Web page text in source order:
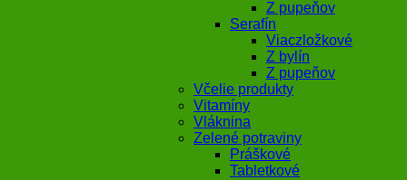
Z pupeňov
Serafín
Viaczložkové
Z bylín
Z pupeňov
Včelie produkty
Vitamíny
Vláknina
Zelené potraviny
Práškové
Tabletkové